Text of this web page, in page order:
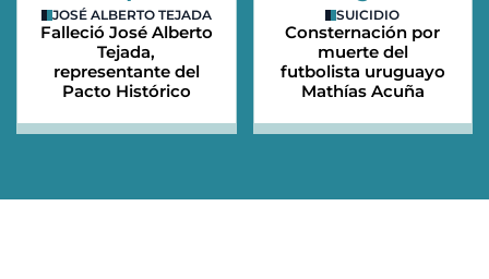
JOSÉ ALBERTO TEJADA
Falleció José Alberto
Tejada,
representante del
Pacto Histórico
SUICIDIO
Consternación por
muerte del
futbolista uruguayo
Mathías Acuña